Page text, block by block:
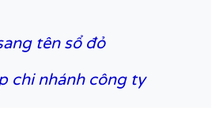
tên sổ đỏ
chi nhánh công ty